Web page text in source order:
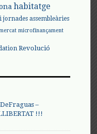
habitatge
jornades assembleàries
microfinançament
Revolució
–
!!!